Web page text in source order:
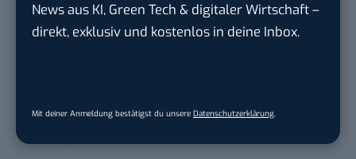
News aus KI, Green Tech & digitaler Wirtschaft –
direkt, exklusiv und kostenlos in deine Inbox.
Mit deiner Anmeldung bestätigst du unsere Datenschutzerklärung.
Social Media Content Creator (m/w/d)
touristische...